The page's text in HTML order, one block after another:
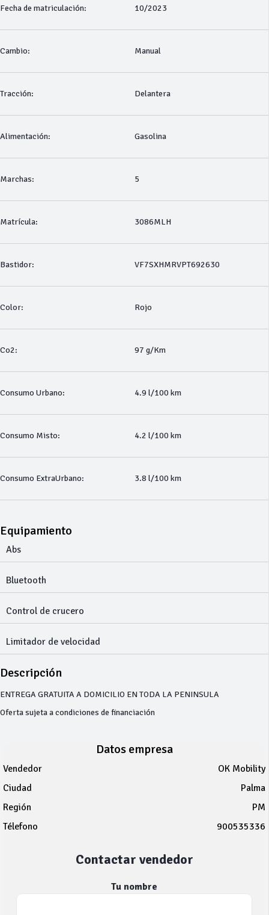
Fecha de matriculación: 10/2023
Cambio: Manual
Tracción: Delantera
Alimentación: Gasolina
Marchas: 5
Matrícula: 3086MLH
Bastidor: VF7SXHMRVPT692630
Color: Rojo
Co2: 97 g/Km
Consumo Urbano: 4.9 l/100 km
Consumo Misto: 4.2 l/100 km
Consumo ExtraUrbano: 3.8 l/100 km
Equipamiento
Abs
Bluetooth
Control de crucero
Limitador de velocidad
Descripción
ENTREGA GRATUITA A DOMICILIO EN TODA LA PENINSULA
Oferta sujeta a condiciones de financiación
Datos empresa
Vendedor
OK Mobility
Ciudad
Palma
Región
PM
Télefono
900535336
Contactar vendedor
Tu nombre